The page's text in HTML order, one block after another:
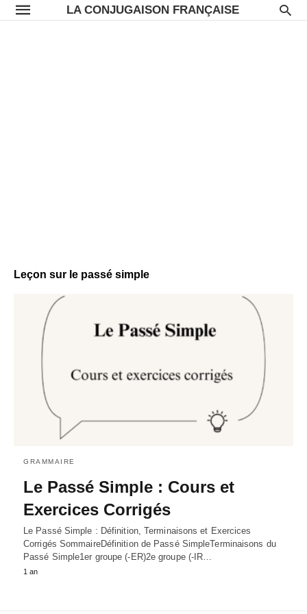
LA CONJUGAISON FRANÇAISE
Leçon sur le passé simple
GRAMMAIRE
Le Passé Simple : Cours et
Exercices Corrigés
Le Passé Simple : Définition, Terminaisons et Exercices
Corrigés SommaireDéfinition de Passé SimpleTerminaisons du
Passé Simple1er groupe (-ER)2e groupe (-IR…
1 an